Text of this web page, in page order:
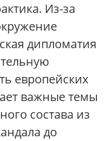
Из-за
дипломатия
европейских
важные темы
состава из
до